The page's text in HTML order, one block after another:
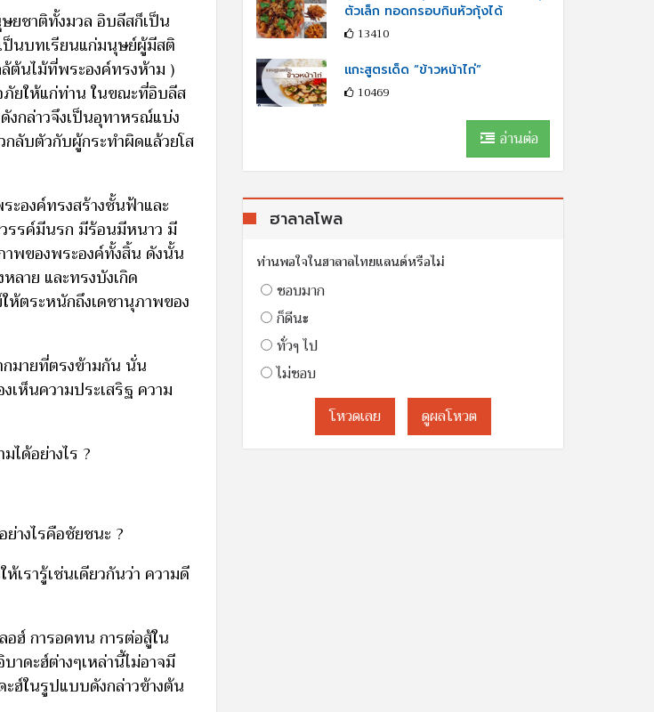
ยชาติทั้งมวล อิบลีสก็เป็น
ป็นบทเรียนแก่มนุษย์ผู้มีสติ
ต้นไม้ที่พระองค์ทรงห้าม )
ภัยให้แก่ท่าน ในขณะที่อิบลีส
งกล่าวจึงเป็นอุทาหรณ์แบ่ง
กลับตัวกับผู้กระทำผิดแล้วยโส
ะองค์ทรงสร้างชั้นฟ้าและ
รรค์มีนรก มีร้อนมีหนาว มี
าพของพระองค์ทั้งสิ้น ดังนั้น
ลาย และทรงบังเกิด
ห้ตระหนักถึงเดชานุภาพของ
กมายที่ตรงข้ามกัน นั่น
เห็นความประเสริฐ ความ
ได้อย่างไร ?
างไรคือชัยชนะ ?
เรารู้เช่นเดียวกันว่า ความดี
ฮ์ การอดทน การต่อสู้ใน
ดะฮ์ต่างๆเหล่านี้ไม่อาจมี
ฮ์ในรูปแบบดังกล่าวข้างต้น
ตัวเล็ก ทอดกรอบกินหัวกุ้งได้
13410
แกะสูตรเด็ด “ข้าวหน้าไก่”
10469
อ่านต่อ
ฮาลาลโพล
ท่านพอใจในฮาลาลไทยแลนด์หรือไม่
ชอบมาก
ก็ดีนะ
ทั่วๆ ไป
ไม่ชอบ
โหวดเลย
ดูผลโหวต